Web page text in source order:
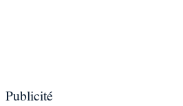
Publicité